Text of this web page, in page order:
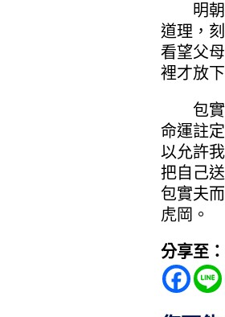
明朝時
道理，
看望父
裡才放
包實夫
命運註
以允許
把自己
包實夫
虎岡。
分享至：